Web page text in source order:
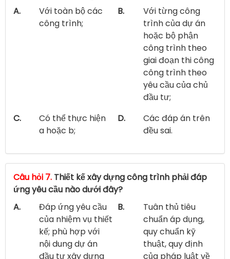
A.
Với toàn bộ các
công trình;
B.
Với từng công
trình của dự án
hoặc bộ phận
công trình theo
giai đoạn thi công
công trình theo
yêu cầu của chủ
đầu tư;
C.
Có thể thực hiện
a hoặc b;
D.
Các đáp án trên
đều sai.
Câu hỏi 7. Thiết kế xây dựng công trình phải đáp
ứng yêu cầu nào dưới đây?
A.
Đáp ứng yêu cầu
của nhiệm vụ thiết
kế; phù hợp với
nội dung dự án
đầu tư xây dựng
B.
Tuân thủ tiêu
chuẩn áp dụng,
quy chuẩn kỹ
thuật, quy định
của pháp luật về